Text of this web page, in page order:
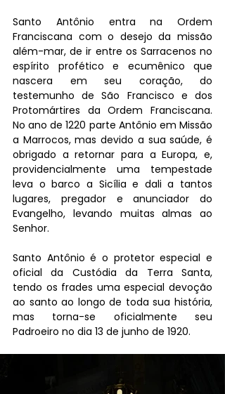
Santo Antônio entra na Ordem
Franciscana com o desejo da missão
além-mar, de ir entre os Sarracenos no
espírito profético e ecumênico que
nascera em seu coração, do
testemunho de São Francisco e dos
Protomártires da Ordem Franciscana.
No ano de 1220 parte Antônio em Missão
a Marrocos, mas devido a sua saúde, é
obrigado a retornar para a Europa, e,
providencialmente uma tempestade
leva o barco a Sicília e dali a tantos
lugares, pregador e anunciador do
Evangelho, levando muitas almas ao
Senhor.
Santo Antônio é o protetor especial e
oficial da Custódia da Terra Santa,
tendo os frades uma especial devoção
ao santo ao longo de toda sua história,
mas torna-se oficialmente seu
Padroeiro no dia 13 de junho de 1920.